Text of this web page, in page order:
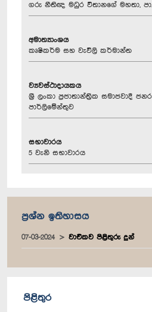
ගරු නීතිඥ මධුර විතානගේ මහතා,
අමාත්‍යාංශය
කෘෂිකර්ම සහ වැවිලි කර්මාන්ත
ව්‍යවස්ථාදායකය
ශ්‍රී ලංකා ප්‍රජාතාන්ත්‍රික සමාජවාදී
පාර්ලිමේන්තුව
සභාවාරය
5 වැනි සභාවාරය
ප්‍රශ්න ඉතිහාසය
07-03-2024 වාචිකව පිළිතුරු දුන්
පිළිතුර